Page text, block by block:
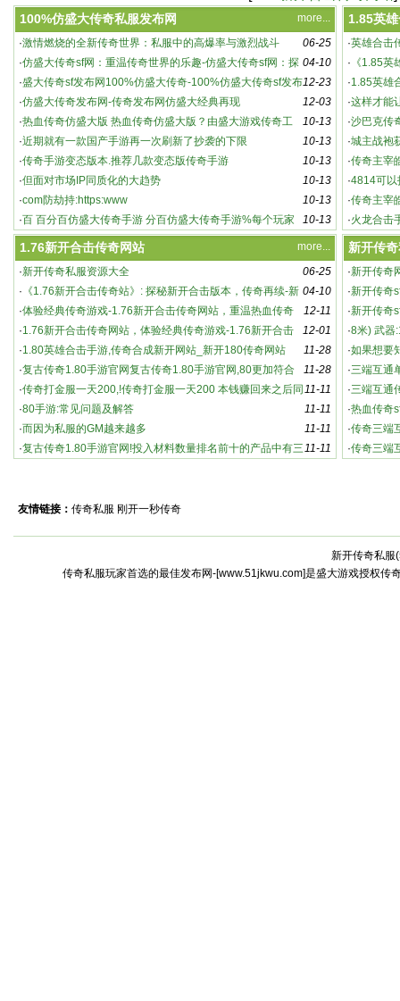
新开传奇私服资源大全
英雄合击传奇：新开版本，强势来袭！
激烈战斗
_新开180传奇网站
more...
100%仿盛大传奇私服发布网
06-25
·激情燃烧的全新传奇世界：私服中的高爆率与激烈战斗
04-10
·仿盛大传奇sf网：重温传奇世界的乐趣-仿盛大传奇sf网：探
索未知的游戏世界
12-23
·盛大传奇sf发布网100%仿盛大传奇-100%仿盛大传奇sf发布
网，重温经典传奇
12-03
·仿盛大传奇发布网-传奇发布网仿盛大经典再现
10-13
·热血传奇仿盛大版 热血传奇仿盛大版？由盛大游戏传奇工
作室研发、腾讯代
10-13
·近期就有一款国产手游再一次刷新了抄袭的下限
10-13
·传奇手游变态版本.推荐几款变态版传奇手游
10-13
·但面对市场IP同质化的大趋势
10-13
·com防劫持:https:www
10-13
·百 百分百仿盛大传奇手游 分百仿盛大传奇手游%每个玩家
都能
1.85英
·英雄合击
· 《1.85
5英雄合击
·1.85英雄
·这样才能
·沙巴克传
·城主战袍
动详解
·传奇主宰
·4814可
021 官方
·传奇主宰
奇主
·火龙合击
游 都
more...
1.76新开合击传奇网站
06-25
·新开传奇私服资源大全
04-10
· 《1.76新开合击传奇站》: 探秘新开合击版本，传奇再续-新
开合击传奇站：游戏特色与玩法深度解析
12-11
·体验经典传奇游戏-1.76新开合击传奇网站，重温热血传奇
12-01
·1.76新开合击传奇网站，体验经典传奇游戏-1.76新开合击
传奇网站，重温热血传奇
11-28
·1.80英雄合击手游,传奇合成新开网站_新开180传奇网站
11-28
·复古传奇1.80手游官网复古传奇1.80手游官网,80更加符合
老版
11-11
·传奇打金服一天200,!传奇打金服一天200 本钱赚回来之后同
时还能赚点
11-11
·80手游:常见问题及解答
11-11
·而因为私服的GM越来越多
11-11
·复古传奇1.80手游官网!投入材料数量排名前十的产品中有三
新开传
·新开传奇
·新开传奇
家必知的
·新开传奇
奇sf
·8米) 武器
·如果想要
·三端互通
传
·三端互通
袭
·热血传奇
传奇s
·传奇三端
·传奇三端
友情链接： 传奇私服 刚开一秒传奇
新开传奇私服(
传奇私服玩家首选的最佳发布网-[www.51jkwu.com]是盛大游戏授权传